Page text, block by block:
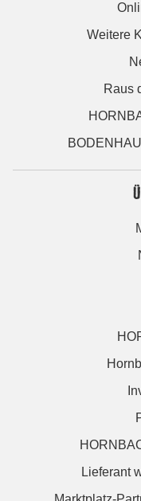
Weitere
Raus
Lieferant